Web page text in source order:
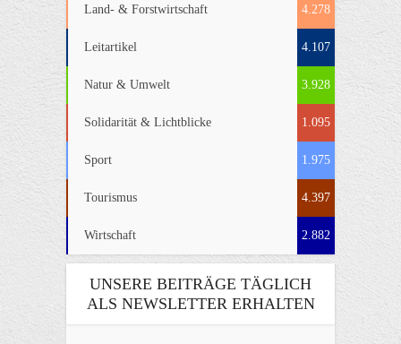
Land- & Forstwirtschaft 4.278
Leitartikel 4.107
Natur & Umwelt 3.928
Solidarität & Lichtblicke 1.095
Sport 1.975
Tourismus 4.397
Wirtschaft 2.882
UNSERE BEITRÄGE TÄGLICH
ALS NEWSLETTER ERHALTEN